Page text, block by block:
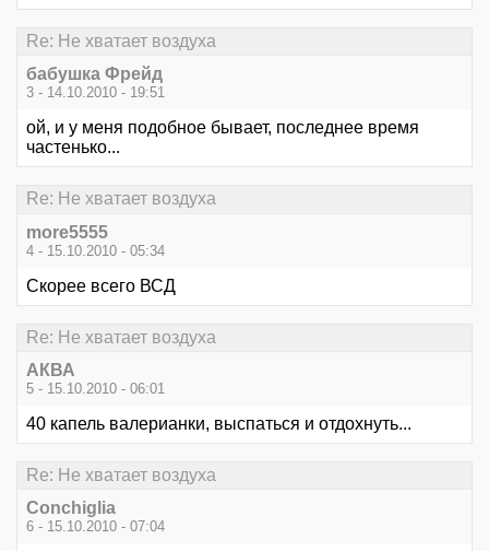
Re: Не хватает воздуха
бабушка Фрейд
3 - 14.10.2010 - 19:51
ой, и у меня подобное бывает, последнее время
частенько...
Re: Не хватает воздуха
more5555
4 - 15.10.2010 - 05:34
Скорее всего ВСД
Re: Не хватает воздуха
АКВА
5 - 15.10.2010 - 06:01
40 капель валерианки, выспаться и отдохнуть...
Re: Не хватает воздуха
Conchiglia
6 - 15.10.2010 - 07:04